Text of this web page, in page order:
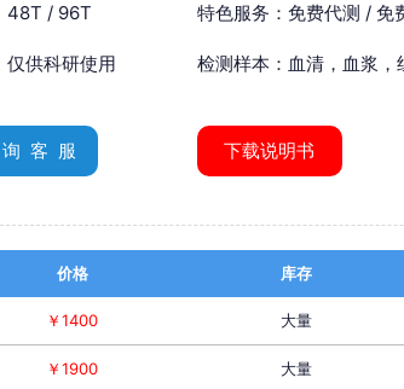
48T / 96T 特色服务：免费代测 / 免
仅供科研使用 检测样本：血清，血浆，
客 服 下载说明书
价格 库存
￥1400 大量
￥1900 大量